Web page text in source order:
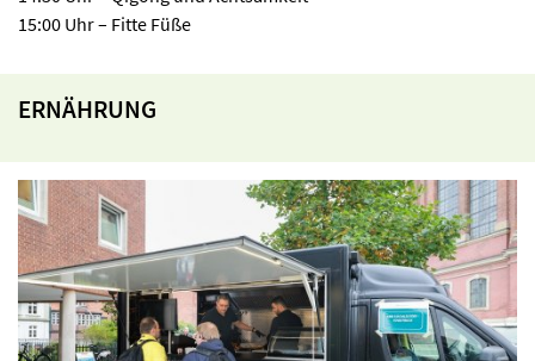
15:00 Uhr – Fitte Füße
ERNÄHRUNG